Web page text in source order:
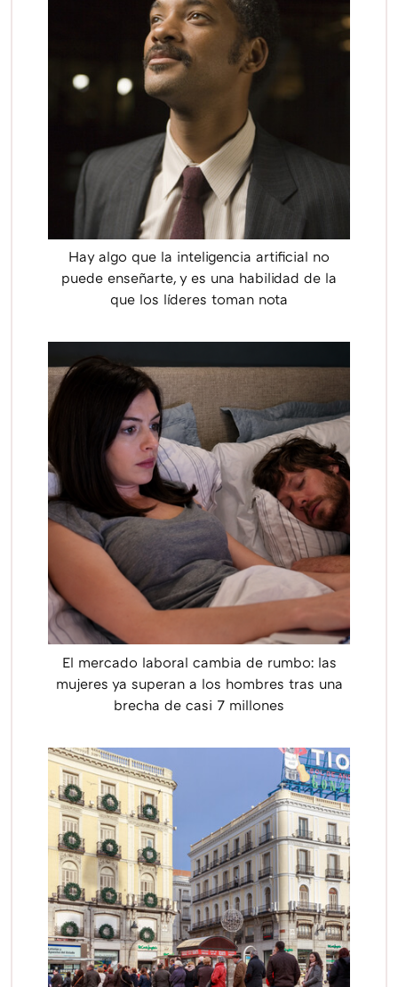
Hay algo que la inteligencia artificial no
puede enseñarte, y es una habilidad de la
que los líderes toman nota
El mercado laboral cambia de rumbo: las
mujeres ya superan a los hombres tras una
brecha de casi 7 millones